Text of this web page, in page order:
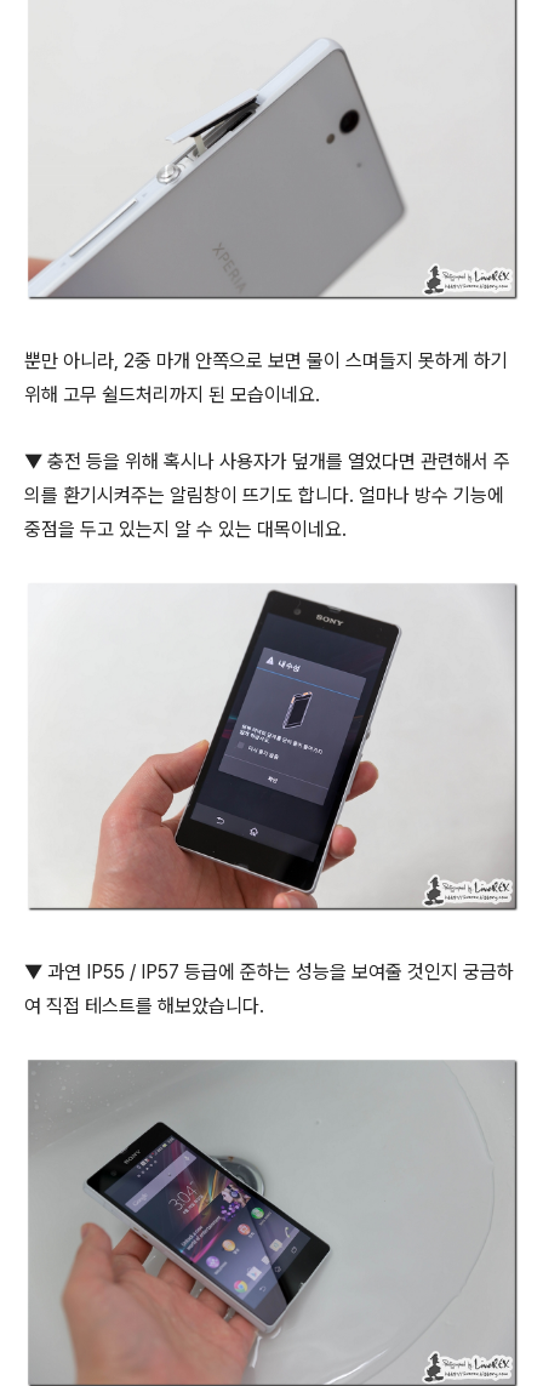
뿐만 아니라, 2중 마개 안쪽으로 보면 물이 스며들지 못하게 하기
위해 고무 쉴드처리까지 된 모습이네요.
▼ 충전 등을 위해 혹시나 사용자가 덮개를 열었다면 관련해서 주
의를 환기시켜주는 알림창이 뜨기도 합니다. 얼마나 방수 기능에
중점을 두고 있는지 알 수 있는 대목이네요.
▼ 과연 IP55 / IP57 등급에 준하는 성능을 보여줄 것인지 궁금하
여 직접 테스트를 해보았습니다.